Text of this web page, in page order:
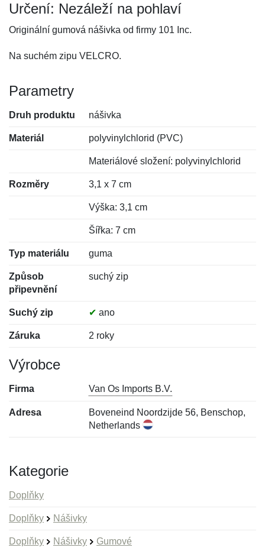
Určení: Nezáleží na pohlaví
Originální gumová nášivka od firmy 101 Inc.
Na suchém zipu VELCRO.
Parametry
Druh produktu nášivka
Materiál polyvinylchlorid (PVC)
Materiálové složení: polyvinylchlorid
Rozměry 3,1 x 7 cm
Výška: 3,1 cm
Šířka: 7 cm
Typ materiálu guma
Způsob
připevnění
suchý zip
Suchý zip ✔ ano
Záruka 2 roky
Výrobce
Firma Van Os Imports B.V.
Adresa
Boveneind Noordzijde 56, Benschop,
Netherlands
Kategorie
Doplňky
Doplňky Nášivky
Doplňky Nášivky Gumové